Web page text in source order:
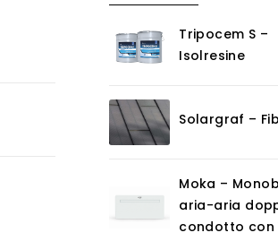
Tripocem S –
Isolresine
Solargraf –
Moka –
aria-aria
condotto con